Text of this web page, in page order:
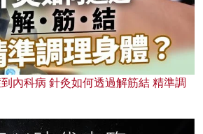
內科病 針灸如何透過解筋結 精準調